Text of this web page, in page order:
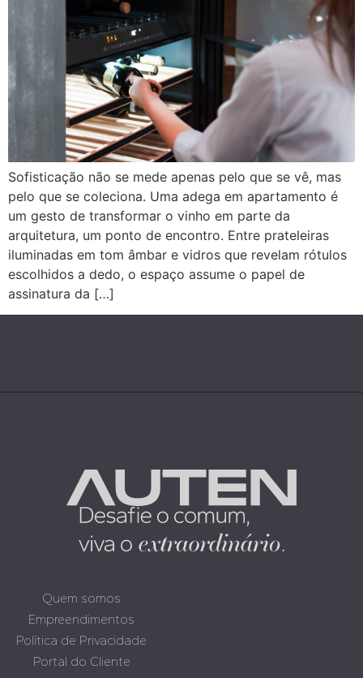
Sofisticação não se mede apenas pelo que se vê, mas
pelo que se coleciona. Uma adega em apartamento é
um gesto de transformar o vinho em parte da
arquitetura, um ponto de encontro. Entre prateleiras
iluminadas em tom âmbar e vidros que revelam rótulos
escolhidos a dedo, o espaço assume o papel de
assinatura da […]
Quem somos
Empreendimentos
Política de Privacidade
Portal do Cliente